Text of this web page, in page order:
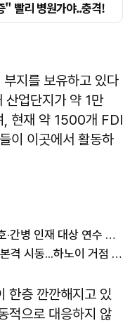
지를 보유하고 있다
업단지가 약 1만
현재 약 1500개 FDI
이 이곳에서 활동하
일본 입시학원 메이코, 베트남 간호·간병 인재 대상 연수 위탁 수주
기정원, 베트남 스마트공장 ODA 본격 시동...하노이 거점 개소
한층 깐깐해지고 있
적으로 대응하지 않